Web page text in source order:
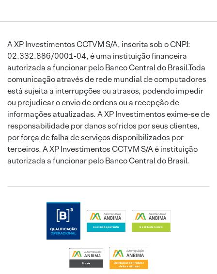
A XP Investimentos CCTVM S/A, inscrita sob o CNPJ:
02.332.886/0001-04, é uma instituição financeira
autorizada a funcionar pelo Banco Central do Brasil.Toda
comunicação através de rede mundial de computadores
está sujeita a interrupções ou atrasos, podendo impedir
ou prejudicar o envio de ordens ou a recepção de
informações atualizadas. A XP Investimentos exime-se de
responsabilidade por danos sofridos por seus clientes,
por força de falha de serviços disponibilizados por
terceiros. A XP Investimentos CCTVM S/A é instituição
autorizada a funcionar pelo Banco Central do Brasil.